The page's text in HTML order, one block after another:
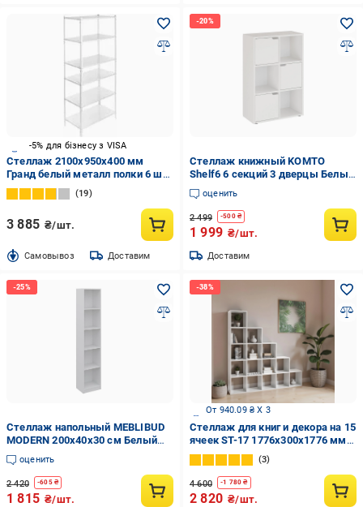
-5% для бізнесу з VISA
Стеллаж 2100x950x400 мм
Гранд белый металл полки 6 шт.
крашенный
19
3 885 ₴/шт.
Cамовывоз Доставим
Стеллаж книжный KOMTO
Shelf6 6 секций 3 дверцы Белый
(p-186-2816)
оценить
2 499 -500₴
1 999 ₴/шт.
Доставим
Стеллаж напольный MEBLIBUD
MODERN 200х40х30 см Белый
(34380220)
оценить
2 420 -605₴
1 815 ₴/шт.
От 940.09 ₴ X 3
Стеллаж для книг и декора на 15
ячеек ST-17 1776х300х1776 мм
Белый
3
4 600 -1 780 ₴
2 820 ₴/шт.